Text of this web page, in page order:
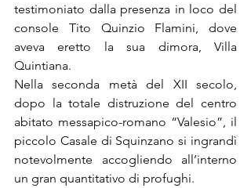
testimoniato dalla presenza in loco del
console Tito Quinzio Flamini, dove
aveva eretto la sua dimora, Villa
Quintiana.
Nella seconda metà del XII secolo,
dopo la totale distruzione del centro
abitato messapico-romano “Valesio”, il
piccolo Casale di Squinzano si ingrandì
notevolmente accogliendo all’interno
un gran quantitativo di profughi.